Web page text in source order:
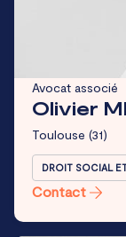
Avocat associé
Olivier
Toulouse (31)
DROIT SOCIAL
Contact